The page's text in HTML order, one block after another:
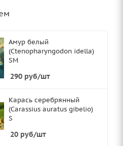
Амур белый
(Ctenopharyngodon idella)
SМ
290 руб/шт
Карась серебрянный
(Carassius auratus gibelio)
S
20 руб/шт